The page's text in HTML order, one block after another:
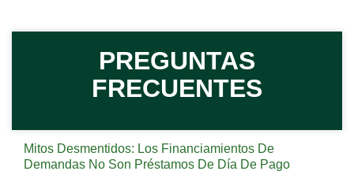
PREGUNTAS
FRECUENTES
Mitos Desmentidos: Los Financiamientos De
Demandas No Son Préstamos De Día De Pago